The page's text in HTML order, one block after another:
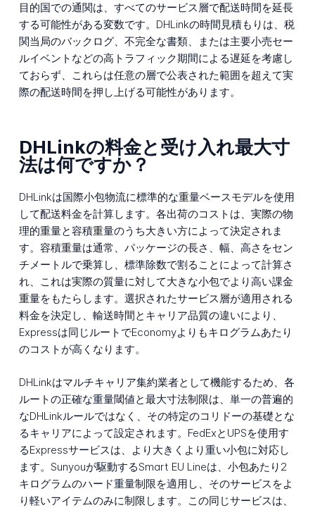
目的国での通関は、すべてのサービス層で配送時間を延長
する可能性がある変数です。DHLinkの時間見積もりは、税
関当局のバックログ、不完全な書類、または主要小売セー
ルイベントなどの高トラフィック期間による遅延を考慮し
ておらず、これらは任意の層で公表された範囲を超えて実
際の配送時間を押し上げる可能性があります。
DHLinkの料金と受け入れ最大寸
法は何ですか？
DHLinkは国際小包物流に標準的な重量ベースモデルを使用
して配送料金を計算します。各出荷のコストは、実際の物
理的重量と容積重量のうち大きい方によって決定されま
す。容積重量は通常、パッケージの長さ、幅、高さをセン
チメートルで乗算し、標準除数で割ることによって計算さ
れ、これは実際の質量に対して大きな小包でより高い課金
重量をもたらします。選択されたサービス層が適用される
料金を決定し、輸送時間とキャリア品質の違いにより、
Expressは同じルートでEconomyよりもキログラムあたり
のコストが高くなります。
DHLinkはマルチキャリア集約業者として機能するため、各
ルートの正確な重量閾値と最大寸法制限は、単一の普遍的
なDHLinkルールではなく、その特定のコリドーの基礎とな
るキャリアによって設定されます。FedExとUPSを使用す
るExpressサービスは、より大きくより重い小包に対応し
ます。Sunyouが駆動するSmart EU Lineは、小包あたり2
キログラムのハード重量制限を適用し、そのサービスをよ
り軽いアイテムのみに制限します。この同じサービスは、